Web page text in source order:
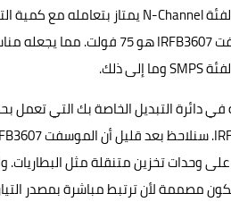
N-Channel
IRFB3607
هو 75 فولت. مما يجعله
SMPSوما إلى ذلك.
. سنلاحظ بعد قليل أن الموسفت
وحدات تخزين متنقلة مثل
مصممة لأن ترتبط مباشرة بمصدر